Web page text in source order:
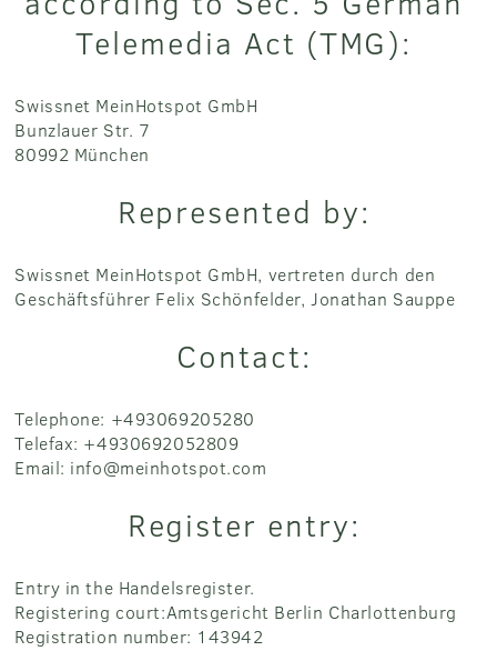
Telemedia Act (TMG):
Swissnet MeinHotspot GmbH
Bunzlauer Str. 7
80992 München
Represented by:
Swissnet MeinHotspot GmbH, vertreten durch den
Geschäftsführer Felix Schönfelder, Jonathan Sauppe
Contact:
Telephone: +493069205280
Telefax: +4930692052809
Email: info@meinhotspot.com
Register entry:
Entry in the Handelsregister.
Registering court:Amtsgericht Berlin Charlottenburg
Registration number: 143942